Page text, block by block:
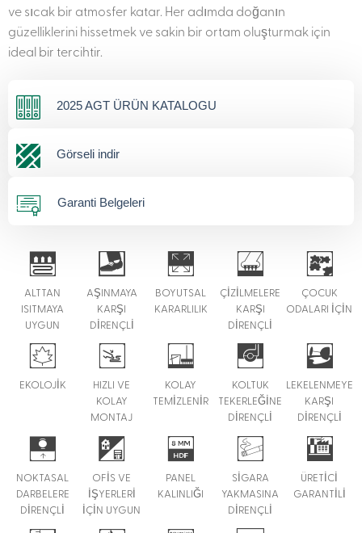
ve sıcak bir atmosfer katar. Her adımda doğanın
güzelliklerini hissetmek ve sakin bir ortam oluşturmak için
ideal bir tercihtir.
2025 AGT ÜRÜN KATALOGU
Görseli indir
Garanti Belgeleri
ALTTAN
ISITMAYA
UYGUN
AŞINMAYA
KARŞI
DİRENÇLİ
BOYUTSAL
KARARLILIK
ÇİZİLMELERE
KARŞI
DİRENÇLİ
ÇOCUK
ODALARI İÇİN
EKOLOJİK
HIZLI VE
KOLAY
MONTAJ
KOLAY
TEMİZLENİR
KOLTUK
TEKERLEĞİNE
DİRENÇLİ
LEKELENMEYE
KARŞI
DİRENÇLİ
NOKTASAL
DARBELERE
DİRENÇLİ
OFİS VE
İŞYERLERİ
İÇİN UYGUN
PANEL
KALINLIĞI
SİGARA
YAKMASINA
DİRENÇLİ
ÜRETİCİ
GARANTİLİ